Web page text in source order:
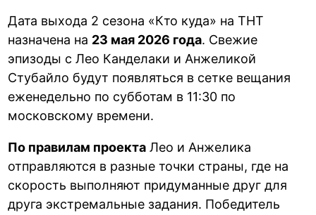
Дата выхода 2 сезона «Кто куда» на ТНТ
назначена на 23 мая 2026 года. Свежие
эпизоды с Лео Канделаки и Анжеликой
Стубайло будут появляться в сетке вещания
еженедельно по субботам в 11:30 по
московскому времени.
По правилам проекта Лео и Анжелика
отправляются в разные точки страны, где на
скорость выполняют придуманные друг для
друга экстремальные задания. Победитель